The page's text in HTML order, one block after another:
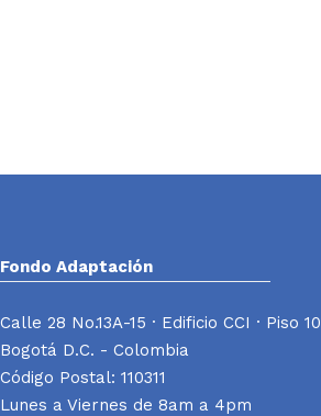
Fondo Adaptación
Calle 28 No.13A-15 · Edificio CCI · Piso 10
Bogotá D.C. - Colombia
Código Postal: 110311
Lunes a Viernes de 8am a 4pm